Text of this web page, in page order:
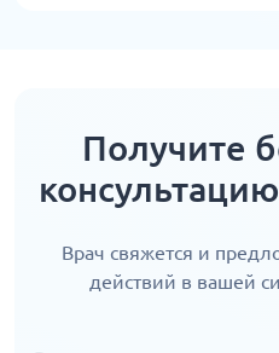
Получите
Врач свяжется и
действий в вашей